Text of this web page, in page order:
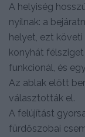
A helyiség
nyílnak: a
helyet, ezt követi
konyhát
funkcionál, és
Az ablak előtt
választották el.
A felújítást
fürdőszobai